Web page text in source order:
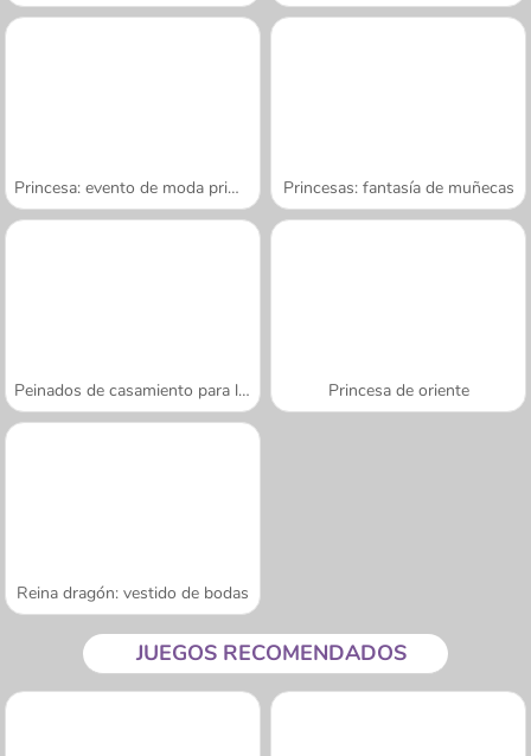
Princesa: evento de moda primaveral Princesas: fantasía de muñecas
Peinados de casamiento para la princesa Princesa de oriente
Reina dragón: vestido de bodas
JUEGOS RECOMENDADOS